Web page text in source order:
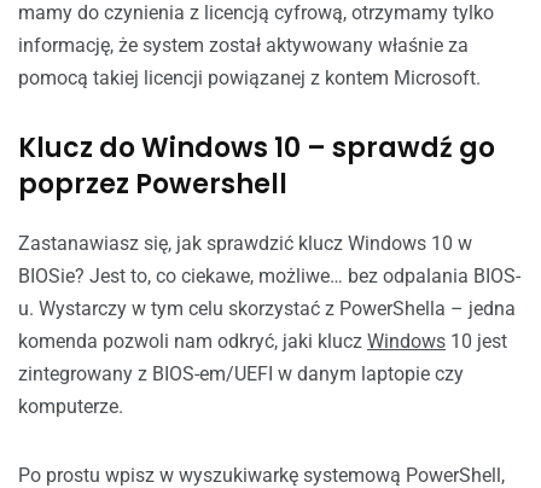
mamy do czynienia z licencją cyfrową, otrzymamy tylko
informację, że system został aktywowany właśnie za
pomocą takiej licencji powiązanej z kontem Microsoft.
Klucz do Windows 10 – sprawdź go
poprzez Powershell
Zastanawiasz się, jak sprawdzić klucz Windows 10 w
BIOSie? Jest to, co ciekawe, możliwe… bez odpalania BIOS-
u. Wystarczy w tym celu skorzystać z PowerShella – jedna
komenda pozwoli nam odkryć, jaki klucz Windows 10 jest
zintegrowany z BIOS-em/UEFI w danym laptopie czy
komputerze.
Po prostu wpisz w wyszukiwarkę systemową PowerShell,